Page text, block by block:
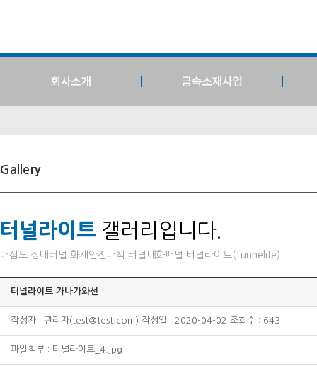
Gallery
터널라이트 갤러리입니다.
대심도 장대터널 화재안전대책 터널내화패널 터널라이트(Tunnelite)
터널라이트 가나가와선
작성자 : 관리자(test@test.com) 작성일 : 2020-04-02 조회수 : 643
파일첨부 : 터널라이트_4.jpg